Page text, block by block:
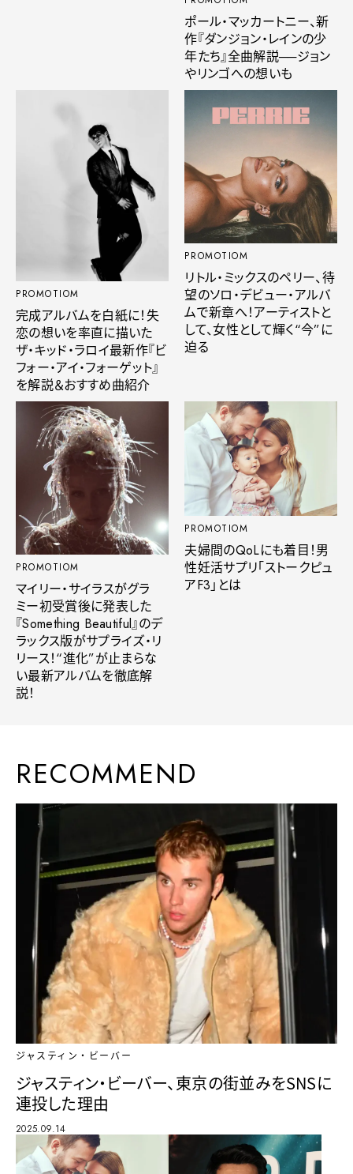
ポール・マッカートニー、新
作『ダンジョン・レインの少
年たち』全曲解説──ジョン
やリンゴへの想いも
PROMOTIOM
完成アルバムを白紙に！失
恋の想いを率直に描いた
ザ・キッド・ラロイ最新作『ビ
フォー・アイ・フォーゲット』
を解説＆おすすめ曲紹介
PROMOTIOM
リトル・ミックスのペリー、待
望のソロ・デビュー・アルバ
ムで新章へ！アーティストと
して、女性として輝く“今”に
迫る
PROMOTIOM
マイリー・サイラスがグラ
ミー初受賞後に発表した
『Something Beautiful』のデ
ラックス版がサプライズ・リ
リース！“進化”が止まらな
い最新アルバムを徹底解
説！
PROMOTIOM
夫婦間のQoLにも着目！男
性妊活サプリ「ストークピュ
アF3」とは
RECOMMEND
ジャスティン・ビーバー
ジャスティン・ビーバー、東京の街並みをSNSに
連投した理由
2025.09.14